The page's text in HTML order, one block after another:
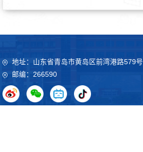
地址：山东省青岛市黄岛区前湾港路579号
邮编：266590